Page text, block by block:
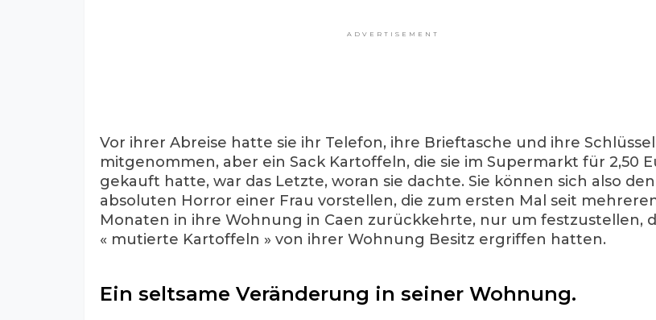
ADVERTISEMENT
Vor ihrer Abreise hatte sie ihr Telefon, ihre Brieftasche und ihre Schlüssel
mitgenommen, aber ein Sack Kartoffeln, die sie im Supermarkt für 2,50
gekauft hatte, war das Letzte, woran sie dachte. Sie können sich also den
absoluten Horror einer Frau vorstellen, die zum ersten Mal seit
Monaten in ihre Wohnung in Caen zurückkehrte, nur um festzustellen,
« mutierte Kartoffeln » von ihrer Wohnung Besitz ergriffen hatten.
Ein seltsame Veränderung in seiner Wohnung.